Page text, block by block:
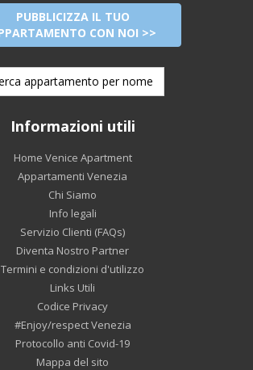
PUBBLICIZZA IL TUO
APPARTAMENTO CON NOI >>
Informazioni utili
Home Venice Apartment
Appartamenti Venezia
Chi Siamo
Info legali
Servizio Clienti (FAQs)
Diventa Nostro Partner
Termini e condizioni d'utilizzo
Links Utili
Codice Privacy
#Enjoy/respect Venezia
Protocollo anti Covid-19
Mappa del sito